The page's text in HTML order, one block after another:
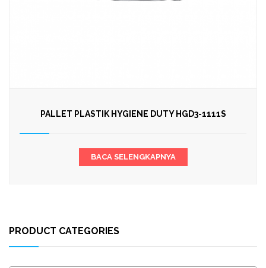
PALLET PLASTIK HYGIENE DUTY HGD3-1111S
BACA SELENGKAPNYA
PRODUCT CATEGORIES